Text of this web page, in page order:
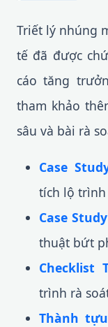
Triết lý nhúng
tế đã được
cáo tăng
tham khảo
sâu và bài rà
Case
tích lộ trình
Case
thuật bứt
Checklist
trình rà
Thành